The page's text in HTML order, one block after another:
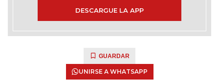
DESCARGUE LA APP
GUARDAR
UNIRSE A WHATSAPP